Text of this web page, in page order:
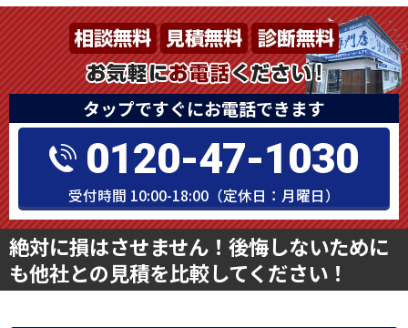
タップですぐにお電話できます
0120-47-1030
受付時間 10:00-18:00（定休日：月曜日）
絶対に損はさせません！後悔しないために
も他社との見積を比較してください！